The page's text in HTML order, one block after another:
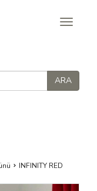
Toggle
INFINITY RED